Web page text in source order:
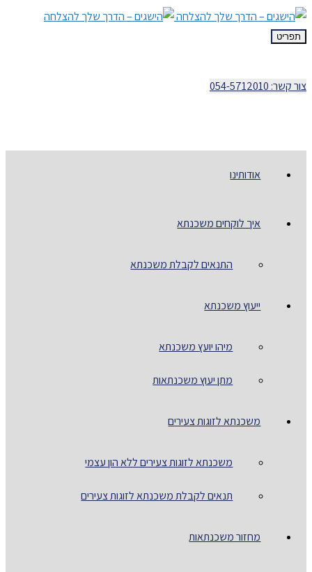
תפריט
צור קשר: 054-5712010
אודותינו
איך לוקחים משכנתא
התנאים לקבלת משכנתא
ייעוץ משכנתא
מיהו יועץ משכנתא
מתן יעוץ משכנתאות
משכנתא לזוגות צעירים
משכנתא לזוגות צעירים ללא הון עצמי
תנאים לקבלת משכנתא לזוגות צעירים
מחזור משכנתאות